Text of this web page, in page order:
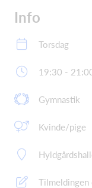
Info
Torsdag
19:30 -
Gymnastik
Kvinde/pige
Tilmeldingen